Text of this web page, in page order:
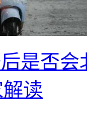
是否
读